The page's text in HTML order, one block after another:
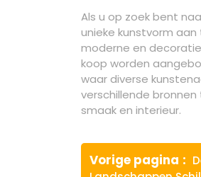
Als u op zoek bent
unieke kunstvorm
moderne en
koop worden
waar diverse
verschillende
smaak en interieur.
Vorige pagina